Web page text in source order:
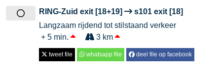
RING-Zuid exit [18+19]
s101 exit [18]
Langzaam rijdend tot stilstaand verkeer
+ 5 min.
3 km
tweet file whatsapp file deel file op facebook